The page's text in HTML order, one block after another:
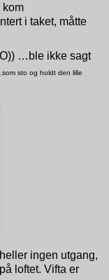
kom
i taket, måtte
…ble ikke sagt
..som sto og holdt den lille
ingen utgang,
loftet. Vifta er